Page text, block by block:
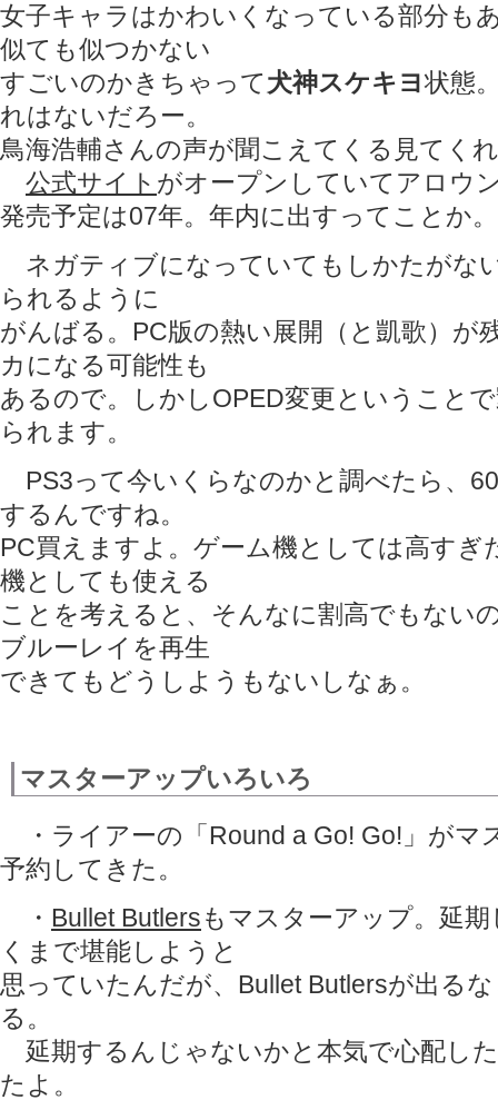
女子キャラはかわいくなっている部分も
似ても似つかない
すごいのかきちゃって犬神スケキヨ状態
れはないだろー。
鳥海浩輔さんの声が聞こえてくる見てく
公式サイト がオープンしていてアロウ
発売予定は07年。年内に出すってことか。
ネガティブになっていてもしかたがな
られるように
がんばる。PC版の熱い展開（と凱歌）が
カになる可能性も
あるので。しかしOPED変更ということ
られます。
PS3って今いくらなのかと調べたら、
するんですね。
PC買えますよ。ゲーム機としては高すぎ
機としても使える
ことを考えると、そんなに割高でもな
ブルーレイを再生
できてもどうしようもないしなぁ。
マスターアップいろいろ
・ライアーの「Round a Go! Go!」がマ
予約してきた。
・ Bullet Butlersもマスターアップ。延
くまで堪能しようと
思っていたんだが、Bullet Butlersが出る
る。
延期するんじゃないかと本気で心配し
たよ。